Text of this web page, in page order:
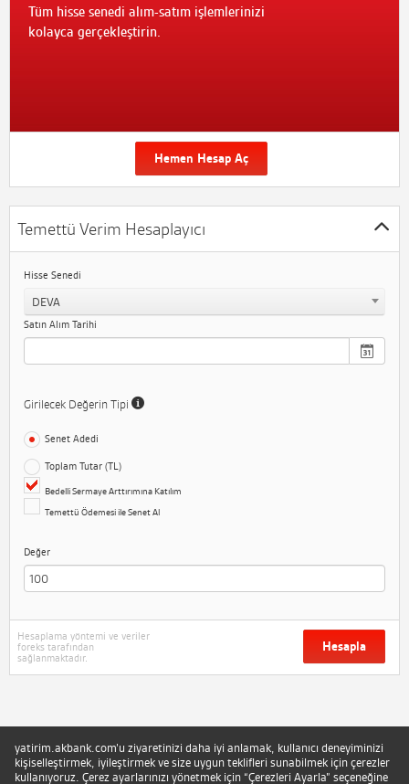
Tüm hisse senedi alım-satım işlemlerinizi
kolayca gerçekleştirin.
Hemen Hesap Aç
Temettü Verim Hesaplayıcı
Hisse Senedi
DEVA
Satın Alım Tarihi
Girilecek Değerin Tipi
Senet Adedi
Toplam Tutar (TL)
Bedelli Sermaye Arttırımına Katılım
Temettü Ödemesi ile Senet Al
Değer
Hesaplama yöntemi ve veriler
foreks tarafından
sağlanmaktadır.
Hesapla